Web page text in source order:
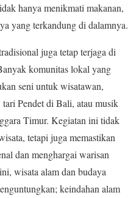
hanya menikmati makanan,
yang terkandung di dalamnya.
juga tetap terjaga di
komunitas lokal yang
seni untuk wisatawan,
Pendet di Bali, atau musik
Timur. Kegiatan ini tidak
tetapi juga memastikan
dan menghargai warisan
wisata alam dan budaya
keindahan alam